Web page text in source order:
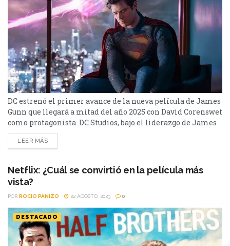
DC estrenó el primer avance de la nueva película de James
Gunn que llegará a mitad del año 2025 con David Corenswet
como protagonista. DC Studios, bajo el liderazgo de James
Gunn y Peter Safran, se prepara para dar un giro radical al
universo cinematográfico con el lanzamiento de
del capítulo uno...
LEER MÁS
Netflix: ¿Cuál se convirtió en la película más
vista?
POR ROCIO PANIZO 22 AGOSTO, 2023 0
DESTACADO